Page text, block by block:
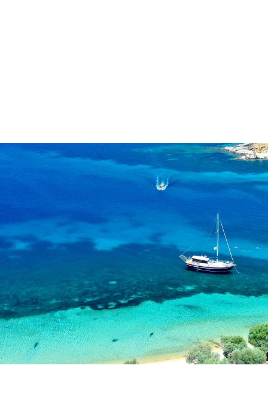
Στη νοτιότερη ακτή της Αμμουλιανής
βρίσκεται μια μαγευτική παραλία με
απέραντη θέα στα νησάκια Δρένια, στο
βουνό του Άθωνα και στην
Ουρανούπολη. Αυτή δεν είναι άλλη από
την Μεγάλη Άμμο. Με τα κρυστάλλινα
νερά και τις οργανωμένες παραλίες που
διαθέτει, είναι σίγουρα ένα σημείο που